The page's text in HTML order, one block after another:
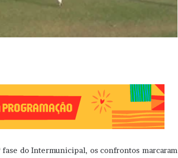
fase do Intermunicipal, os confrontos marcaram